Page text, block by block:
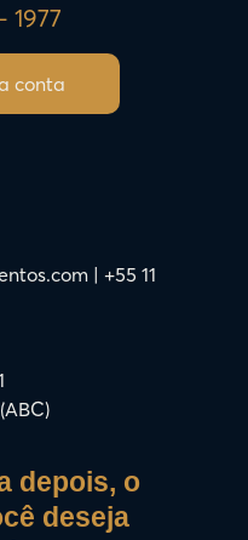
1977
conta
| +55 11
depois, o
deseja